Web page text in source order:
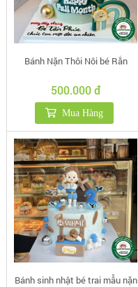
Bánh Nặn Thôi Nôi bé Rắn
500.000 đ
Mua Hàng
Bánh sinh nhật bé trai mẫu nặn